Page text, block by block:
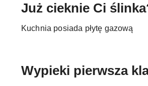
Już cieknie Ci
Kuchnia posiada płytę gazową
Wypieki pierwsza